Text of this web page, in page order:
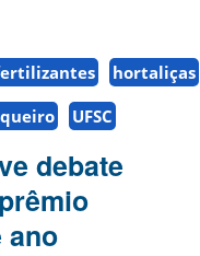
hortaliças
UFSC
debate
ano